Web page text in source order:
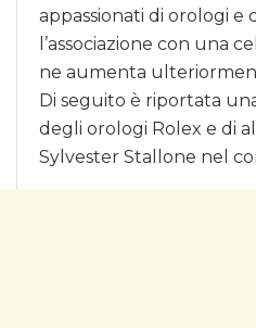
appassionati di orologi e
l’associazione con una
ne aumenta
Di seguito è riportata
degli orologi Rolex e di
Sylvester Stallone nel